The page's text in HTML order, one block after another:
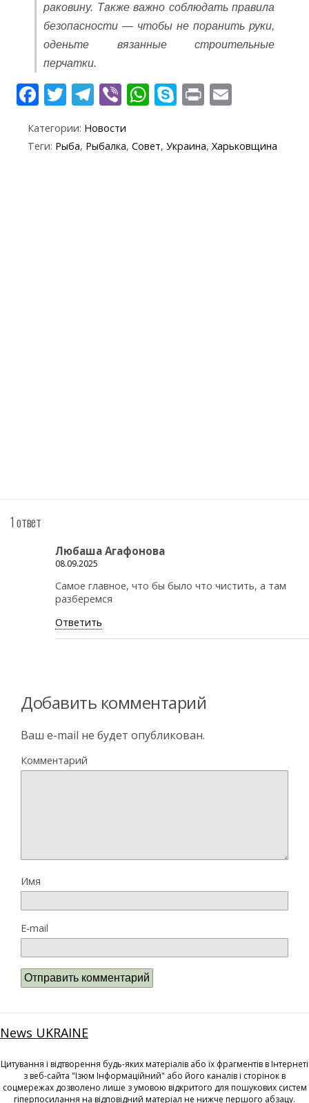
раковину. Также важно соблюдать правила
безопасности — чтобы не поранить руки,
оденьте вязанные строительные
перчатки.
F
ac
e
b
T
w
itt
er
T
el
e
gr
Vi
b
er
W
h
at
s
S
k
y
p
Pr
in
t ai
l
Категории: Новости
Теги: Рыба, Рыбалка, Совет, Украина, Харьковщина
1 ответ
Любаша Агафонова
08.09.2025
Самое главное, что бы было что чистить, а там
разберемся
Ответить
Добавить комментарий
Ваш e-mail не будет опубликован.
Комментарий
Имя
E-mail
News UKRAINE
Цитування і відтворення будь-яких матеріалів або їх фрагментів в Інтернеті
з веб-сайта "Ізюм Інформаційний" або його каналів і сторінок в
соцмережах дозволено лише з умовою відкритого для пошукових систем
гіперпосилання на відповідний матеріал не нижче першого абзацу.